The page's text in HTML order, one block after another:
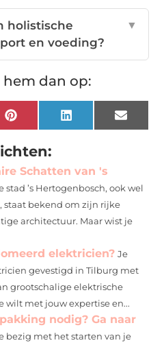
holistische
en voeding?
▼
hem dan op:
Pinterest LinkedIn Email
Schatten van 's
stad ’s Hertogenbosch, ook wel
staat bekend om zijn rijke
architectuur. Maar wist je
elektricien? Je
gevestigd in Tilburg met
grootschalige elektrische
wilt met jouw expertise en...
nodig? Ga naar
bezig met het starten van je